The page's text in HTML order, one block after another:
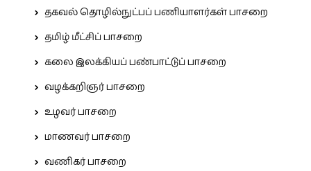
தகவல் தொழில்நுட்பப் பணியாளர்கள் பாசறை
தமிழ் மீட்சிப் பாசறை
கலை இலக்கியப் பண்பாட்டுப் பாசறை
வழக்கறிஞர் பாசறை
உழவர் பாசறை
மாணவர் பாசறை
வணிகர் பாசறை